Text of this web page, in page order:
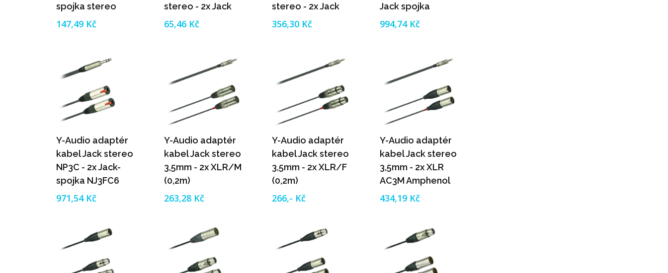
spojka stereo
3,5mm (0,2m)
147,49 Kč
stereo - 2x Jack
spojka 6,3mm
65,46 Kč
stereo - 2x Jack
spojka 6,3mm
356,30 Kč
Jack spojka
Neutrik NJ3FC6
994,74 Kč
Y-Audio adaptér
kabel Jack stereo
NP3C - 2x Jack-
spojka NJ3FC6
stereo Neutrik
971,54 Kč
Y-Audio adaptér
kabel Jack stereo
3,5mm - 2x XLR/M
(0,2m)
263,28 Kč
Y-Audio adaptér
kabel Jack stereo
3,5mm - 2x XLR/F
(0,2m)
266,- Kč
Y-Audio adaptér
kabel Jack stereo
3,5mm - 2x XLR
AC3M Amphenol
(0,2m)
434,19 Kč